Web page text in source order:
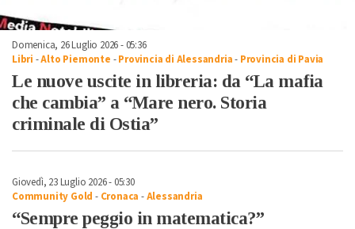
Domenica, 26 Luglio 2026 - 05:36
Libri -Alto Piemonte -Provincia di Alessandria- Provincia di Pavia
Le nuove uscite in libreria: da “La mafia
che cambia” a “Mare nero. Storia
criminale di Ostia”
Giovedì, 23 Luglio 2026 - 05:30
Community Gold - Cronaca -Alessandria
“Sempre peggio in matematica?”